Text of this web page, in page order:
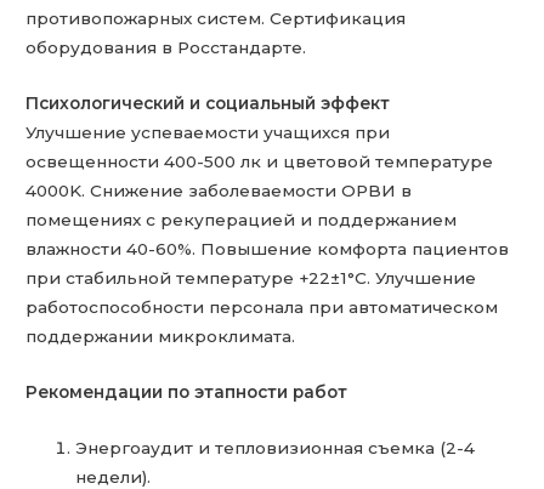
противопожарных систем. Сертификация
оборудования в Росстандарте.
Психологический и социальный эффект
Улучшение успеваемости учащихся при
освещенности 400-500 лк и цветовой температуре
4000K. Снижение заболеваемости ОРВИ в
помещениях с рекуперацией и поддержанием
влажности 40-60%. Повышение комфорта пациентов
при стабильной температуре +22±1°C. Улучшение
работоспособности персонала при автоматическом
поддержании микроклимата.
Рекомендации по этапности работ
Энергоаудит и тепловизионная съемка (2-4
недели).